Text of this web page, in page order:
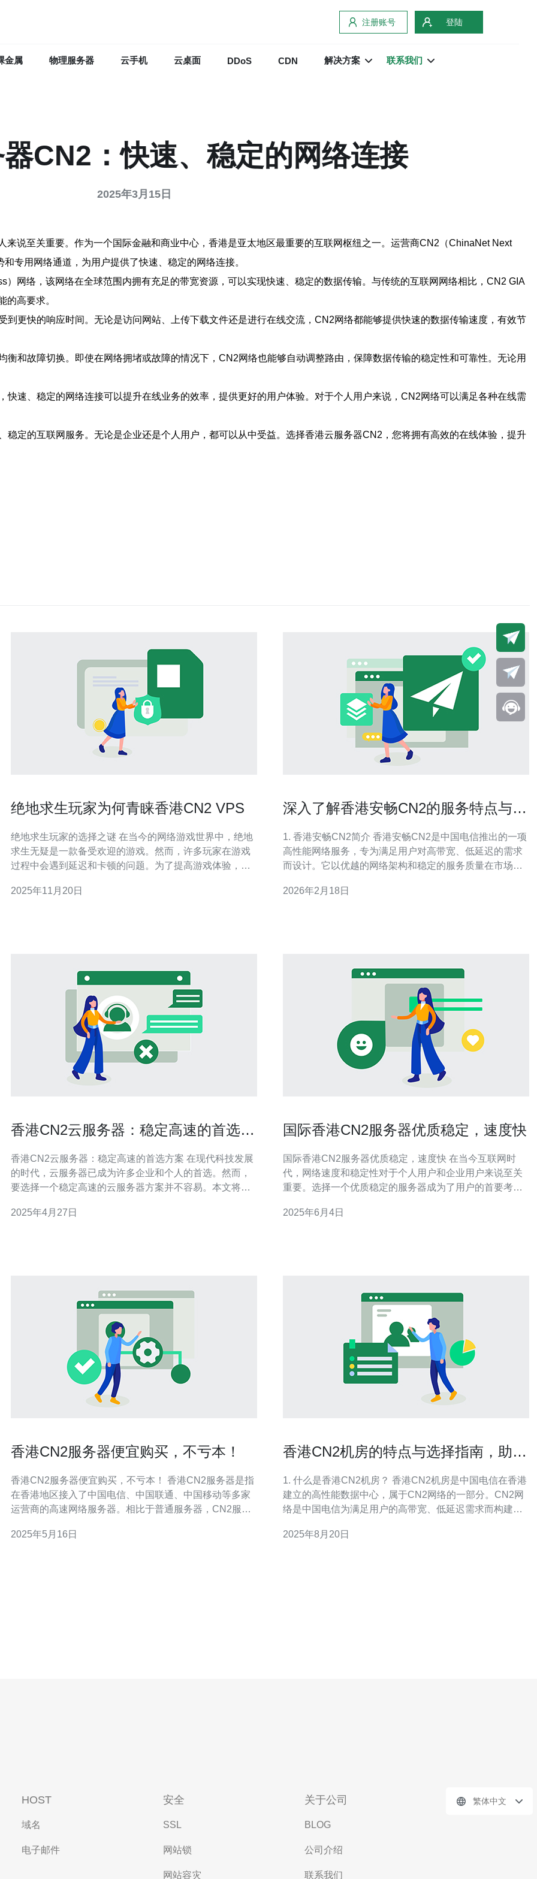
注册账号 登陆
金属 物理服务器 云手机 云桌面 DDoS CDN 解决方案 联系我们
CN2：快速、稳定的网络连接
2025年3月15日
说至关重要。作为一个国际金融和商业中心，香港是亚太地区最重要的互联网枢纽之一。运营商CN2（ChinaNet Next
专用网络通道，为用户提供了快速、稳定的网络连接。
网络，该网络在全球范围内拥有充足的带宽资源，可以实现快速、稳定的数据传输。与传统的互联网网络相比，CN2 GIA
的高要求。
更快的响应时间。无论是访问网站、上传下载文件还是进行在线交流，CN2网络都能够提供快速的数据传输速度，有效节
和故障切换。即使在网络拥堵或故障的情况下，CN2网络也能够自动调整路由，保障数据传输的稳定性和可靠性。无论用
速、稳定的网络连接可以提升在线业务的效率，提供更好的用户体验。对于个人用户来说，CN2网络可以满足各种在线需
定的互联网服务。无论是企业还是个人用户，都可以从中受益。选择香港云服务器CN2，您将拥有高效的在线体验，提升
绝地求生玩家为何青睐香港CN2 VPS
绝地求生玩家的选择之谜 在当今的网络游戏世界中，绝地
求生无疑是一款备受欢迎的游戏。然而，许多玩家在游戏
过程中会遇到延迟和卡顿的问题。为了提高游戏体验，越
原因让他们如此青睐这项服务呢？以下是三个主要原因：
2025年11月20日
深入了解香港安畅CN2的服务特点与市
1. 香港安畅CN2简介 香港安畅CN2是中国电信推出的一项
高性能网络服务，专为满足用户对高带宽、低延迟的需求
而设计。它以优越的网络架构和稳定的服务质量在市场上
提供的高级服务，具有更高的稳定性和更低的延迟。 其主
2026年2月18日
香港CN2云服务器：稳定高速的首选方
香港CN2云服务器：稳定高速的首选方案 在现代科技发展
的时代，云服务器已成为许多企业和个人的首选。然而，
要选择一个稳定高速的云服务器方案并不容易。本文将介
CN2云服务器是一种基于CN2网络的云服务器方案。CN2
2025年4月27日
国际香港CN2服务器优质稳定，速度快
国际香港CN2服务器优质稳定，速度快 在当今互联网时
代，网络速度和稳定性对于个人用户和企业用户来说至关
重要。选择一个优质稳定的服务器成为了用户的首要考虑
网络速度而备受青睐。 国际香港CN2服务器以其稳定性著
2025年6月4日
香港CN2服务器便宜购买，不亏本！
香港CN2服务器便宜购买，不亏本！ 香港CN2服务器是指
在香港地区接入了中国电信、中国联通、中国移动等多家
运营商的高速网络服务器。相比于普通服务器，CN2服务
速网络的用户。 与其他地区的服务器相比，香港CN2服务
2025年5月16日
香港CN2机房的特点与选择指南，助你
1. 什么是香港CN2机房？ 香港CN2机房是中国电信在香港
建立的高性能数据中心，属于CN2网络的一部分。CN2网
络是中国电信为满足用户的高带宽、低延迟需求而构建的
CN2机房配备了高端的网络设备和基础设施，能够提供稳
2025年8月20日
HOST
域名
电子邮件
安全
SSL
网站锁
网站容灾
关于公司
BLOG
公司介绍
联系我们
繁体中文